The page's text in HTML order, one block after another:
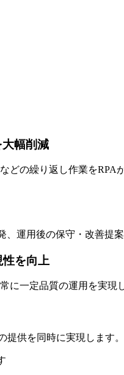
幅削減
どの繰り返し作業を
運用後の保守・改善
性を向上
一定品質の運用を実現
提供を同時に実現します。